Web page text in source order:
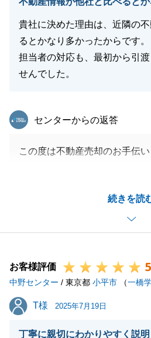
貴社に決めた理由は、近隣の
るとかなり多かったからです。
担当者の対応も、最初から引
せんでした。
続きを読
東急リバブル
センターからの返答
この度は不動産売却のお手伝
動産情報に精通しております。
不動産売買をお考えの際は力
だく自信がございます。
くお願いいたします。
お客様評価 5
中野センター / 東京都 小平市 （一橋
T様
T様 2025年7月19日
丁寧に親切にわかりやすく説